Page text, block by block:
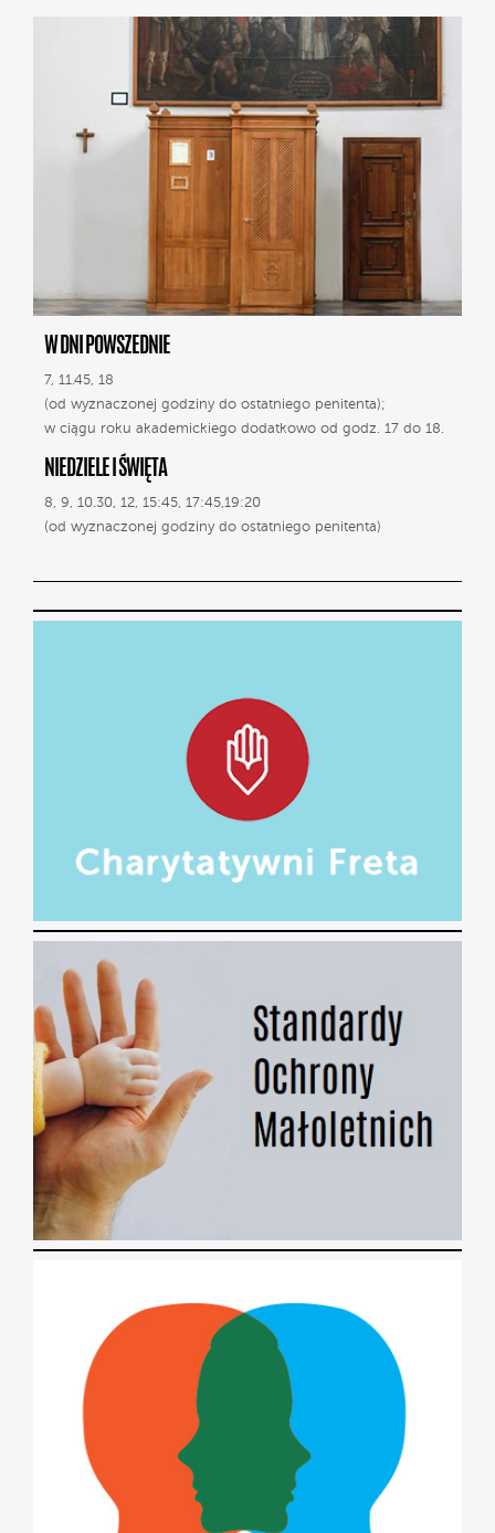
W DNI POWSZEDNIE
7, 11.45, 18
(od wyznaczonej godziny do ostatniego penitenta);
w ciągu roku akademickiego dodatkowo od godz. 17 do 18.
NIEDZIELE I ŚWIĘTA
8, 9, 10.30, 12, 15:45, 17:45,19:20
(od wyznaczonej godziny do ostatniego penitenta)